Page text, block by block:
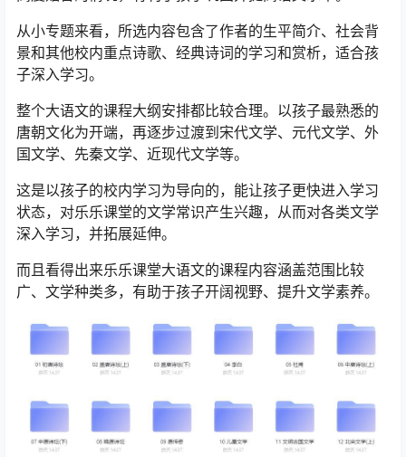
从小专题来看，所选内容包含了作者的生平简介、社会背
景和其他校内重点诗歌、经典诗词的学习和赏析，适合孩
子深入学习。
整个大语文的课程大纲安排都比较合理。以孩子最熟悉的
唐朝文化为开端，再逐步过渡到宋代文学、元代文学、外
国文学、先秦文学、近现代文学等。
这是以孩子的校内学习为导向的，能让孩子更快进入学习
状态，对乐乐课堂的文学常识产生兴趣，从而对各类文学
深入学习，并拓展延伸。
而且看得出来乐乐课堂大语文的课程内容涵盖范围比较
广、文学种类多，有助于孩子开阔视野、提升文学素养。